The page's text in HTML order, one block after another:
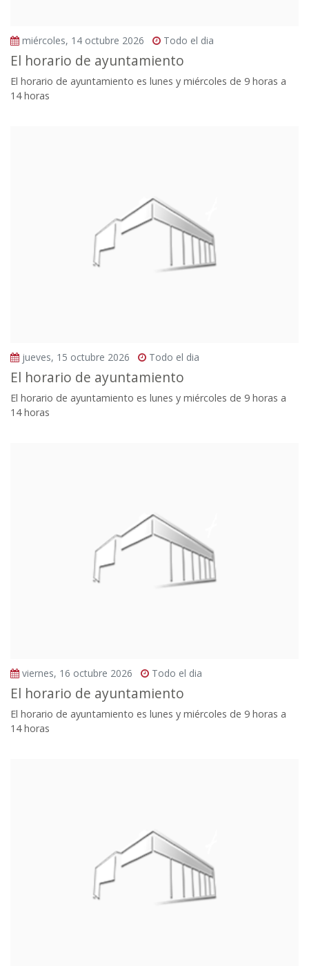
miércoles, 14 octubre 2026 Todo el dia
El horario de ayuntamiento
El horario de ayuntamiento es lunes y miércoles de 9 horas a
14 horas
jueves, 15 octubre 2026 Todo el dia
El horario de ayuntamiento
El horario de ayuntamiento es lunes y miércoles de 9 horas a
14 horas
viernes, 16 octubre 2026 Todo el dia
El horario de ayuntamiento
El horario de ayuntamiento es lunes y miércoles de 9 horas a
14 horas